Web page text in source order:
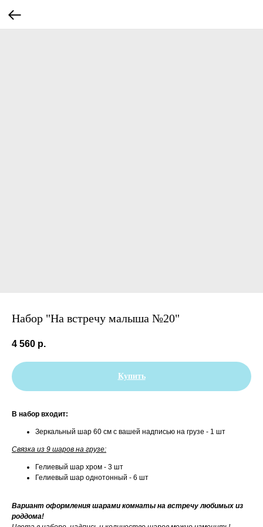
Набор "На встречу малыша №20"
4 560 р.
Купить
В набор входит:
Зеркальный шар 60 см с вашей надписью на грузе - 1 шт
Связка из 9 шаров на грузе:
Гелиевый шар хром - 3 шт
Гелиевый шар однотонный - 6 шт
Вариант оформления шарами комнаты на встречу любимых из
роддома!